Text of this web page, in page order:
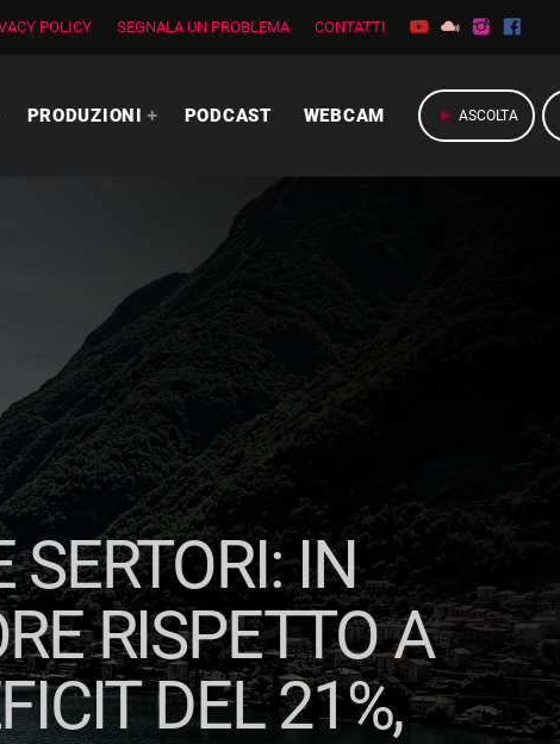
POLICY SEGNALA UN PROBLEMA CONTATTI
PRODUZIONI PODCAST WEBCAM play_arrow ASCOLTA
SERTORI: IN
RISPETTO A
DEL 21%,